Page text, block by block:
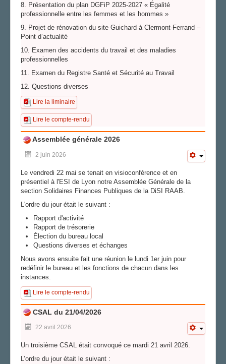
8. Présentation du plan DGFiP 2025-2027 « Égalité
professionnelle entre les femmes et les hommes »
9. Projet de rénovation du site Guichard à Clermont-Ferrand –
Point d’actualité
10. Examen des accidents du travail et des maladies
professionnelles
11. Examen du Registre Santé et Sécurité au Travail
12. Questions diverses
Lire la liminaire
Lire le compte-rendu
Assemblée générale 2026
2 juin 2026
Le vendredi 22 mai se tenait en visioconférence et en
présentiel à l'ESI de Lyon notre Assemblée Générale de la
section Solidaires Finances Publiques de la DiSI RAAB.
L'ordre du jour était le suivant :
Rapport d'activité
Rapport de trésorerie
Élection du bureau local
Questions diverses et échanges
Nous avons ensuite fait une réunion le lundi 1er juin pour
redéfinir le bureau et les fonctions de chacun dans les
instances.
Lire le compte-rendu
CSAL du 21/04/2026
22 avril 2026
Un troisième CSAL était convoqué ce mardi 21 avril 2026.
L’ordre du jour était le suivant :